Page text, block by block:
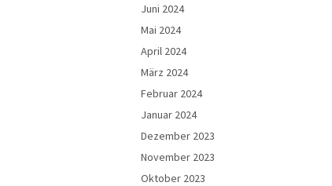
Juni 2024
Mai 2024
April 2024
März 2024
Februar 2024
Januar 2024
Dezember 2023
November 2023
Oktober 2023